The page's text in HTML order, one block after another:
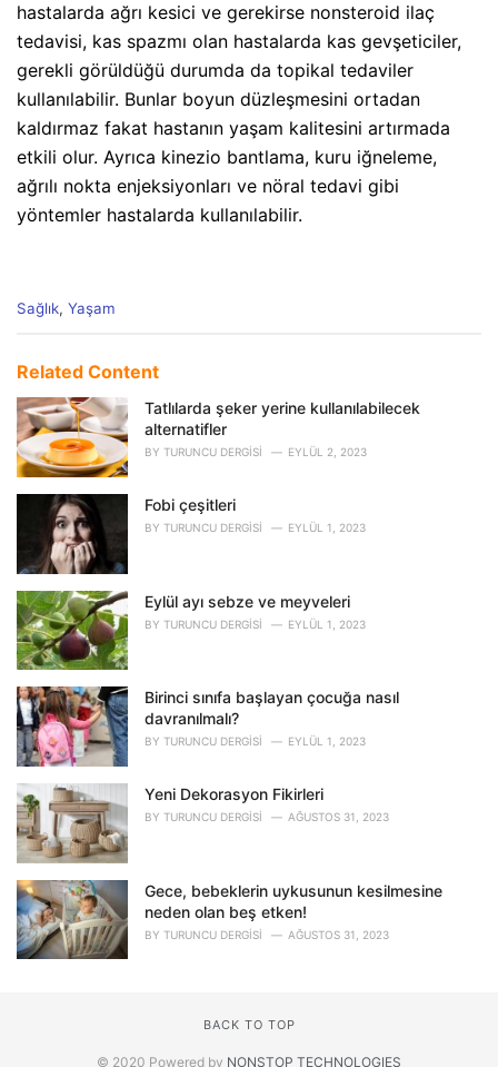
hastalarda ağrı kesici ve gerekirse nonsteroid ilaç
tedavisi, kas spazmı olan hastalarda kas gevşeticiler,
gerekli görüldüğü durumda da topikal tedaviler
kullanılabilir. Bunlar boyun düzleşmesini ortadan
kaldırmaz fakat hastanın yaşam kalitesini artırmada
etkili olur. Ayrıca kinezio bantlama, kuru iğneleme,
ağrılı nokta enjeksiyonları ve nöral tedavi gibi
yöntemler hastalarda kullanılabilir.
C
e
o
r
i
e
Sağlık, Yaşam
Related Content
Tatlılarda şeker yerine kullanılabilecek
alternatifler
BY TURUNCU DERGISI EYLÜL 2, 2023
Fobi çeşitleri
BY TURUNCU DERGISI EYLÜL 1, 2023
Eylül ayı sebze ve meyveleri
BY TURUNCU DERGISI EYLÜL 1, 2023
Birinci sınıfa başlayan çocuğa nasıl
davranılmalı?
BY TURUNCU DERGISI EYLÜL 1, 2023
Yeni Dekorasyon Fikirleri
BY TURUNCU DERGISI AĞUSTOS 31, 2023
Gece, bebeklerin uykusunun kesilmesine
neden olan beş etken!
BY TURUNCU DERGISI AĞUSTOS 31, 2023
BACK TO TOP
© 2020 Powered by NONSTOP TECHNOLOGIES